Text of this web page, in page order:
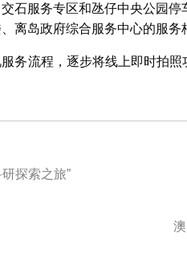
石服务专区和氹仔中央公园
离岛政府综合服务中心的服务
务流程，逐步将线上即时拍
探索之旅”